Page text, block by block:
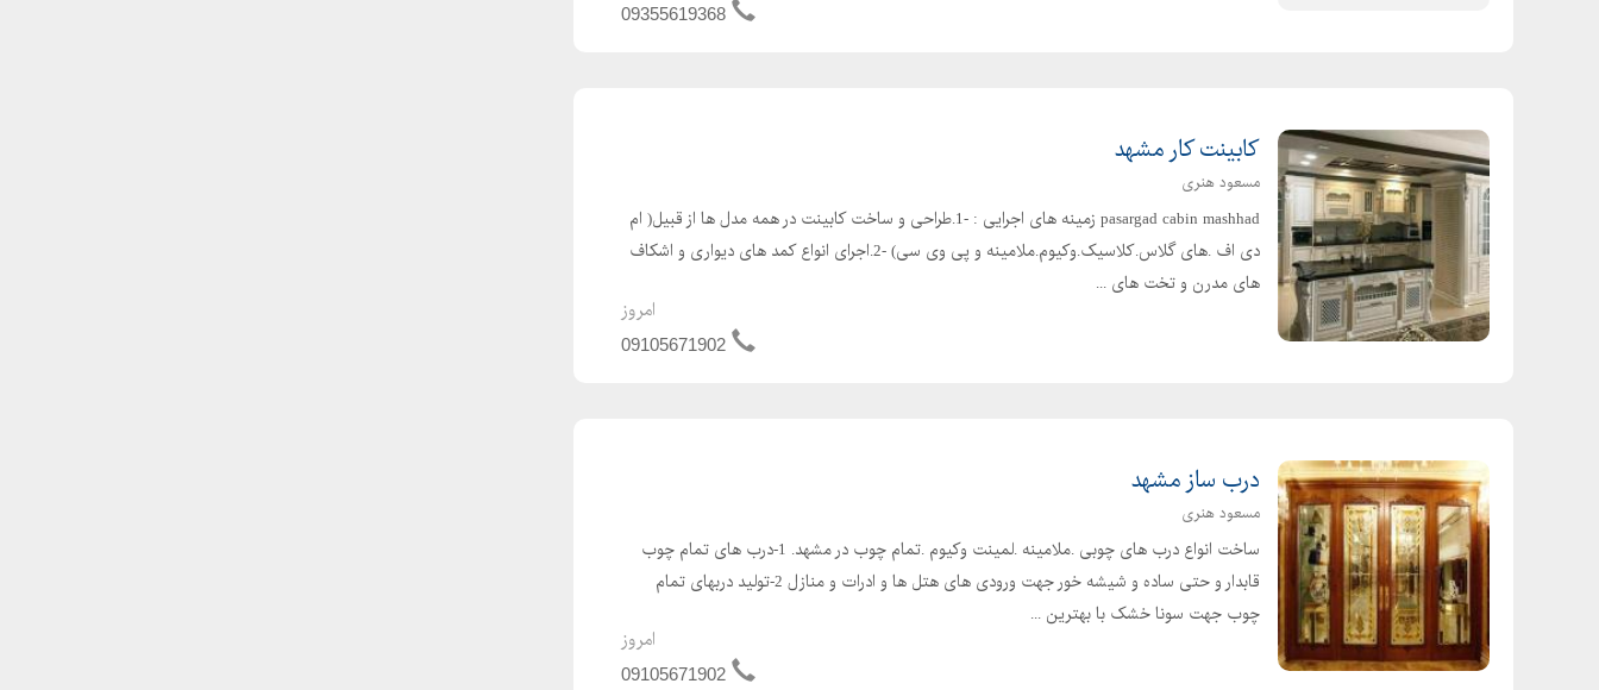
09355619368
کابینت کار مشهد
مسعود هنری
pasargad cabin mashhad زمینه های اجرایی : -1.طراحی و ساخت کابینت در همه مدل ها از قبیل( ام
دی اف .های گلاس.کلاسیک.وکیوم.ملامینه و پی وی سی) -2.اجرای انواع کمد های دیواری و اشکاف
های مدرن و تخت های ...
امروز
09105671902
درب ساز مشهد
مسعود هنری
ساخت انواع درب های چوبی .ملامینه .لمینت وکیوم .تمام چوب در مشهد. 1-درب های تمام چوب
قابدار و حتی ساده و شیشه خور جهت ورودی های هتل ها و ادرات و منازل 2-تولید دربهای تمام
چوب جهت سونا خشک با بهترین ...
امروز
09105671902